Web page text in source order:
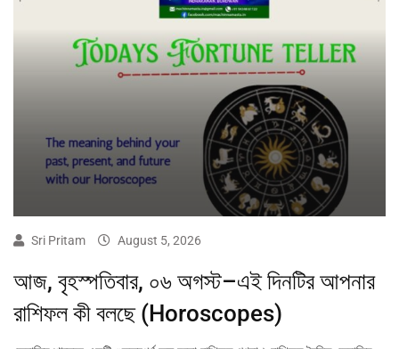
Sri Pritam August 5, 2026
আজ, বৃহস্পতিবার, ০৬ অগস্ট–এই দিনটির আপনার
রাশিফল কী বলছে (Horoscopes)